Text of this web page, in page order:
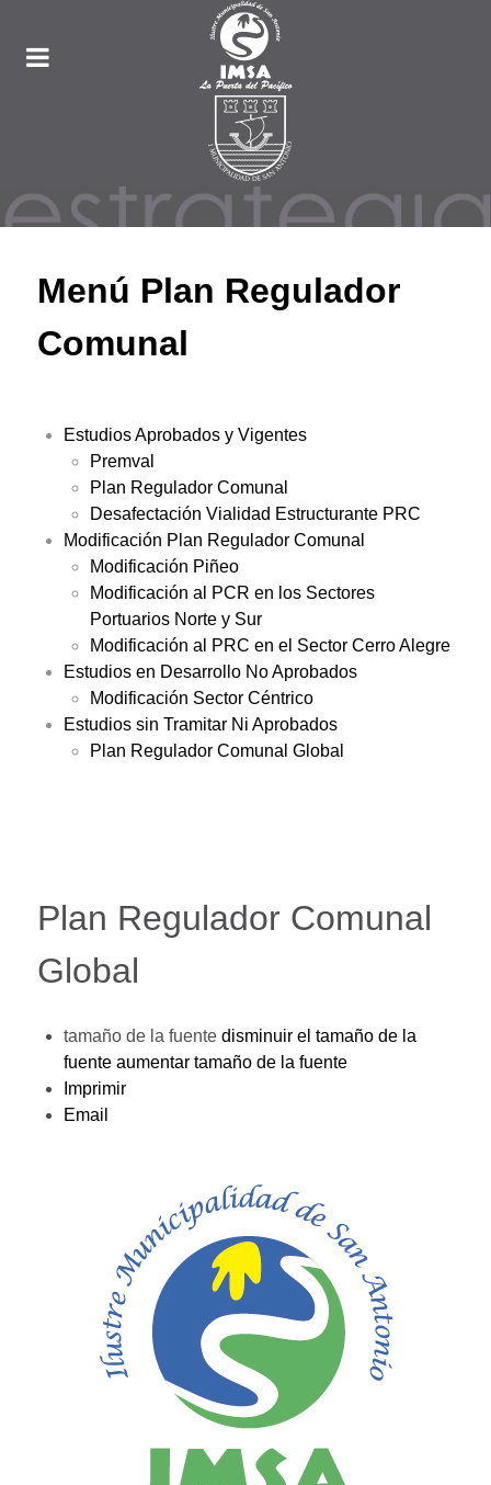
Menú Plan Regulador
Comunal
Estudios Aprobados y Vigentes
Premval
Plan Regulador Comunal
Desafectación Vialidad Estructurante PRC
Modificación Plan Regulador Comunal
Modificación Piñeo
Modificación al PCR en los Sectores
Portuarios Norte y Sur
Modificación al PRC en el Sector Cerro Alegre
Estudios en Desarrollo No Aprobados
Modificación Sector Céntrico
Estudios sin Tramitar Ni Aprobados
Plan Regulador Comunal Global
Plan Regulador Comunal
Global
tamaño de la fuente disminuir el tamaño de la
fuente aumentar tamaño de la fuente
Imprimir
Email